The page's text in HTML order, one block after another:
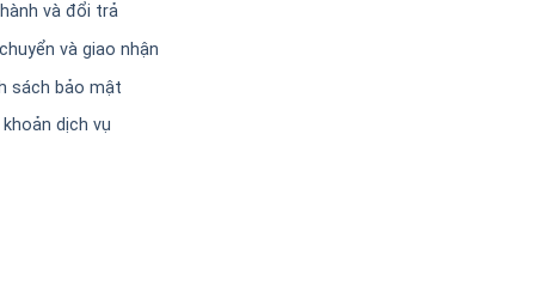
và đổi trả
và giao nhận
sách bảo mật
dịch vụ